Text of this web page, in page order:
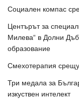
Социален компас
Центърът за
Милева“ в Долни
образование
Смехотерапия срещу
Три медала за
изкуствен интелект